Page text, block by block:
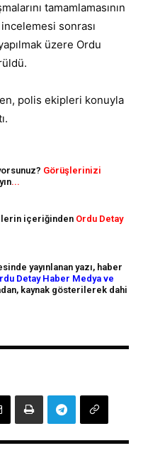
tamamlamasının
incelemesi sonrası
üzere Ordu
polis ekipleri konuyla
Görüşlerinizi
...
içeriğinden Ordu Detay
yayınlanan yazı, haber
Detay Haber Medya ve
kaynak gösterilerek dahi